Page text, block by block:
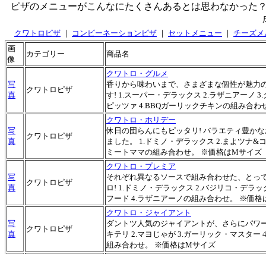
ピザのメニューがこんなにたくさんあるとは思わなかっ
クワトロピザ ｜ コンビーネーションピザ ｜ セットメニュー ｜ チーズメ
画
像
カテゴリー 商品名
写
真
クワトロピザ
クワトロ・グルメ
香りから味わいまで、さまざまな個性が魅力
す! 1.スーパー・デラックス 2.ラザニアーノ
ピッツァ 4.BBQガーリックチキンの組み合
写
真
クワトロピザ
クワトロ・ホリデー
休日の団らんにもピッタリ! バラエティ豊か
ました。 1.ドミノ・デラックス 2.まよツナ&
ミートママの組み合わせ。 ※価格はMサイズ
写
真
クワトロピザ
クワトロ・プレミア
それぞれ異なるソースで組み合わせた、とっ
ロ! 1.ドミノ・デラックス 2.バジリコ・デラ
フード 4.ラザニアーノの組み合わせ。 ※価格
写
真
クワトロピザ
クワトロ・ジャイアント
ダントツ人気のジャイアントが、さらにパワ
キテリ 2.マヨじゃが 3.ガーリック・マスター
組み合わせ。 ※価格はMサイズ